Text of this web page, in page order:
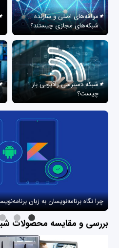
مولفه‌های اصلی و سازنده
شبکه‌های مجازی چیستند؟
شبکه دسترسی رادیویی باز
چیست؟
چرا نگاه برنامه‌نویسان به زبان
بررسی و مقایسه محصولات